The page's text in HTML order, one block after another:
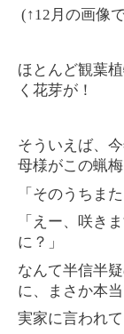
(↑12月の画像
ほとんど観葉
く花芽が！
そういえば、
母様がこの蝋梅
「そのうちま
「えー、咲き
に？」
なんて半信半
に、まさか本
実家に言われ